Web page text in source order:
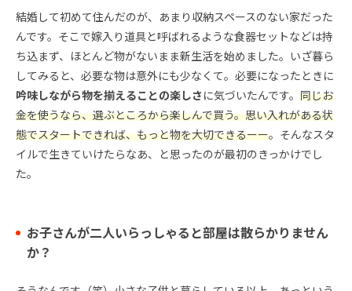
結婚して初めて住んだのが、あまり収納スペースのない家だった
んです。そこで嫁入り道具と呼ばれるような食器セットなどは持
ち込まず、ほとんど物がないまま新生活を始めました。いざ暮ら
してみると、必要な物は意外にも少なくて。必要になったときに
吟味しながら物を揃えることの楽しさ に気づいたんです。 同じお
金を使うなら、選ぶところから楽しんで買う。思い入れがある状
態でスタートできれば、もっと物を大切できるーー。そんなスタ
イルで生きていけたらなあ、と思ったのが最初のきっかけでし
た。
お子さんが二人いらっしゃると部屋は散らかりません
か？